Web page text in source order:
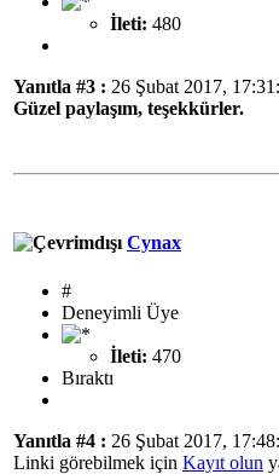
İleti: 480
Yanıtla #3 : 26 Şubat 2017,
Güzel paylaşım, teşekkürler.
Cynax
#
Deneyimli Üye
İleti: 470
Bıraktı
Yanıtla #4 : 26 Şubat 2017,
Linki görebilmek için Kayıt olun